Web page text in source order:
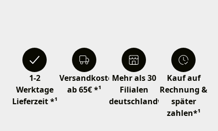
1-2
Werktage
Lieferzeit *¹
Versandkostenfrei
ab 65€ *¹
Mehr als 30
Filialen
deutschlandweit
Kauf auf
Rechnung &
später
zahlen*¹